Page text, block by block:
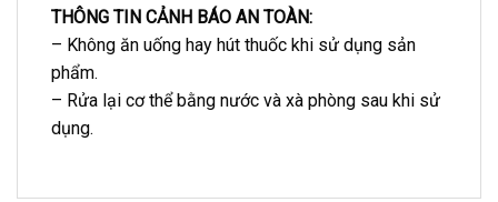
THÔNG TIN CẢNH BÁO AN TOÀN:
– Không ăn uống hay hút thuốc khi sử dụng sản
phẩm.
– Rửa lại cơ thể bằng nước và xà phòng sau khi sử
dụng.